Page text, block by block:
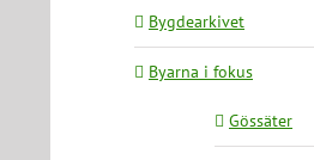
Bygdearkivet
Byarna i fokus
Gössäter